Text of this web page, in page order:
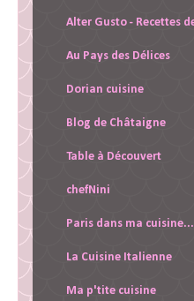
Alter Gusto - Recettes
Au Pays des Délices
Dorian cuisine
Blog de Châtaigne
Table à Découvert
chefNini
Paris dans ma cuisine...
La Cuisine Italienne
Ma p'tite cuisine